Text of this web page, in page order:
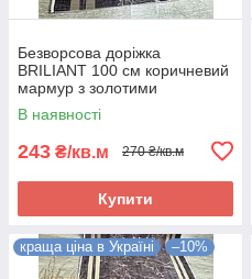
Безворсова доріжка
BRILIANT 100 см коричневий
мармур з золотими
полосками на підлогу на
кухню, в коридор
В наявності
243 ₴/кв.м 270 ₴/кв.м
Купити
краща ціна в Україні –10%